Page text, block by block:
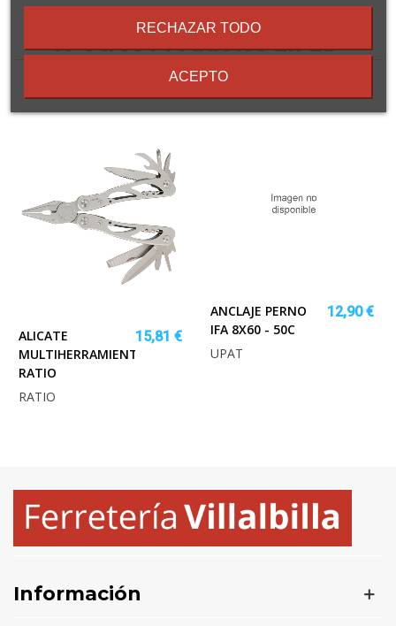
16 Otros Productos En La
Misma Categoría:
ALICATE
MULTIHERRAMIENTAS
RATIO
15,81 €
RATIO
ANCLAJE PERNO
IFA 8X60 - 50C
12,90 €
UPAT
Información
términos
condiciones
RECHAZAR TODO
ACEPTO